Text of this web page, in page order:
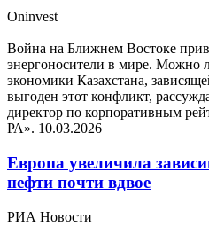
Oninvest
Война на Ближнем Востоке
энергоносители в мире. Можно
экономики Казахстана,
выгоден этот конфликт,
директор по корпоративным
РА». 10.03.2026
Европа увеличила
нефти почти вдвое
РИА Новости